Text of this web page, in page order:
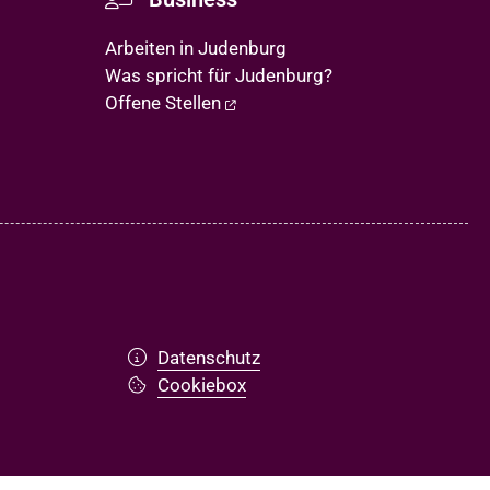
Arbeiten in Judenburg
Was spricht für Judenburg?
Offene Stellen
Datenschutz
Cookiebox